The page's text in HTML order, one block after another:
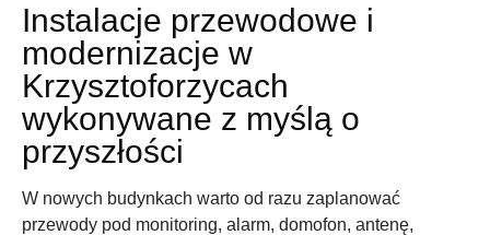
Instalacje przewodowe i
modernizacje w
Krzysztoforzycach
wykonywane z myślą o
przyszłości
W nowych budynkach warto od razu zaplanować
przewody pod monitoring, alarm, domofon, antenę,